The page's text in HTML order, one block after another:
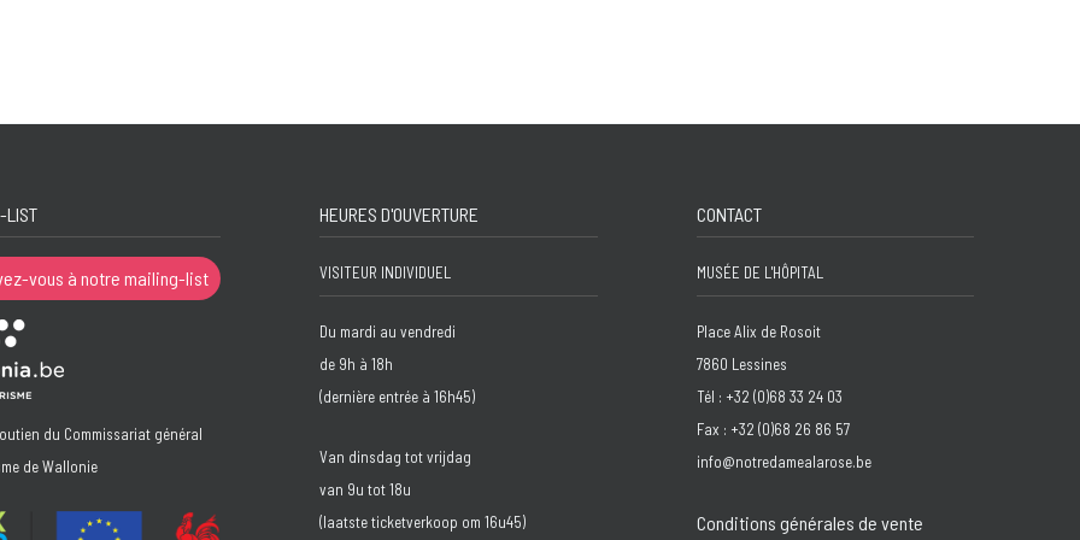
LIST
vous à notre mailing-list
du Commissariat général
de Wallonie
HEURES D'OUVERTURE
VISITEUR INDIVIDUEL
Du mardi au vendredi
de 9h à 18h
(dernière entrée à 16h45)
Van dinsdag tot vrijdag
van 9u tot 18u
(laatste ticketverkoop om 16u45)
CONTACT
MUSÉE DE L'HÔPITAL
Place Alix de Rosoit
7860 Lessines
Tél : +32 (0)68 33 24 03
Fax : +32 (0)68 26 86 57
info@notredamealarose.be
Conditions générales de vente